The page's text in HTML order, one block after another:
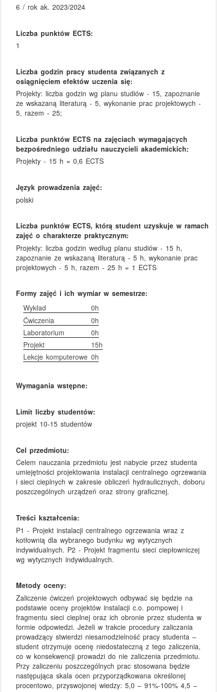
6 / rok ak. 2023/2024
Liczba punktów ECTS:
1
Liczba godzin pracy studenta związanych z
osiągnięciem efektów uczenia się:
Projekty: liczba godzin wg planu studiów - 15, zapoznanie
ze wskazaną literaturą - 5, wykonanie prac projektowych -
5, razem - 25;
Liczba punktów ECTS na zajęciach wymagających
bezpośredniego udziału nauczycieli akademickich:
Projekty - 15 h = 0,6 ECTS
Język prowadzenia zajęć:
polski
Liczba punktów ECTS, którą student uzyskuje w ramach
zajęć o charakterze praktycznym:
Projekty: liczba godzin według planu studiów - 15 h,
zapoznanie ze wskazaną literaturą - 5 h, wykonanie prac
projektowych - 5 h, razem - 25 h = 1 ECTS
Formy zajęć i ich wymiar w semestrze:
Wykład
0h
Ćwiczenia
0h
Laboratorium
0h
Projekt
15h
Lekcje komputerowe 0h
Wymagania wstępne:
Limit liczby studentów:
projekt 10-15 studentów
Cel przedmiotu:
Celem nauczania przedmiotu jest nabycie przez studenta
umiejętności projektowania instalacji centralnego ogrzewania
i sieci cieplnych w zakresie obliczeń hydraulicznych, doboru
poszczególnych urządzeń oraz strony graficznej.
Treści kształcenia:
P1 - Projekt instalacji centralnego ogrzewania wraz z
kotłownią dla wybranego budynku wg wytycznych
indywidualnych. P2 - Projekt fragmentu sieci ciepłowniczej
wg wytycznych indywidualnych.
Metody oceny:
Zaliczenie ćwiczeń projektowych odbywać się będzie na
podstawie oceny projektów instalacji c.o. pompowej i
fragmentu sieci cieplnej oraz ich obronie przez studenta w
formie odpowiedzi. Jeżeli w trakcie procedury zaliczania
prowadzący stwierdzi niesamodzielność pracy studenta –
student otrzymuje ocenę niedostateczną z tego zaliczenia,
co w konsekwencji prowadzi do nie zaliczenia przedmiotu.
Przy zaliczeniu poszczególnych prac stosowana będzie
następująca skala ocen przyporządkowana określonej
procentowo, przyswojonej wiedzy: 5,0 – 91%-100% 4,5 –